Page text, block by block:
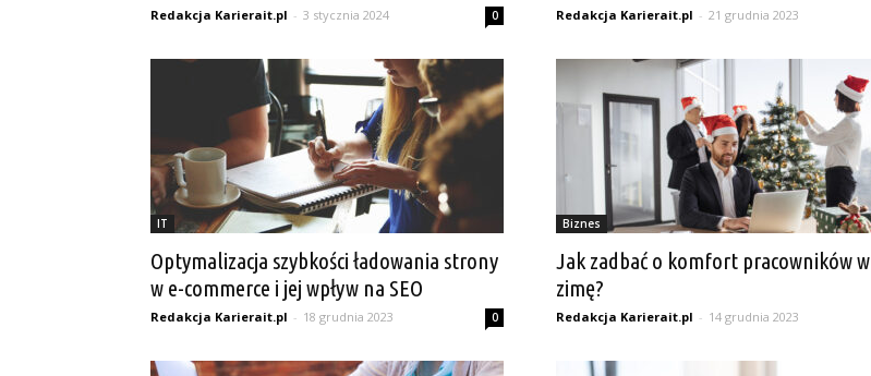
Redakcja Karierait.pl - 3 stycznia 2024 0 Redakcja Karierait.pl - 21 grudnia 2023
IT
Optymalizacja szybkości ładowania strony
w e-commerce i jej wpływ na SEO
Redakcja Karierait.pl - 18 grudnia 2023 0
Biznes
Jak zadbać o komfort pracowników w
zimę?
Redakcja Karierait.pl - 14 grudnia 2023